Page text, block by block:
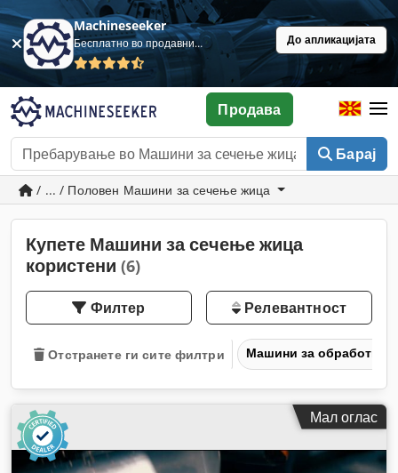
Machineseeker
Бесплатно во продавница До апликацијата
Барај
Продава
/ ... / Половен Машини за сечење жица
Купете Машини за сечење жица
користени (6)
Филтер Релевантност
Отстранете ги сите филтри Машини за обработка
Мал оглас